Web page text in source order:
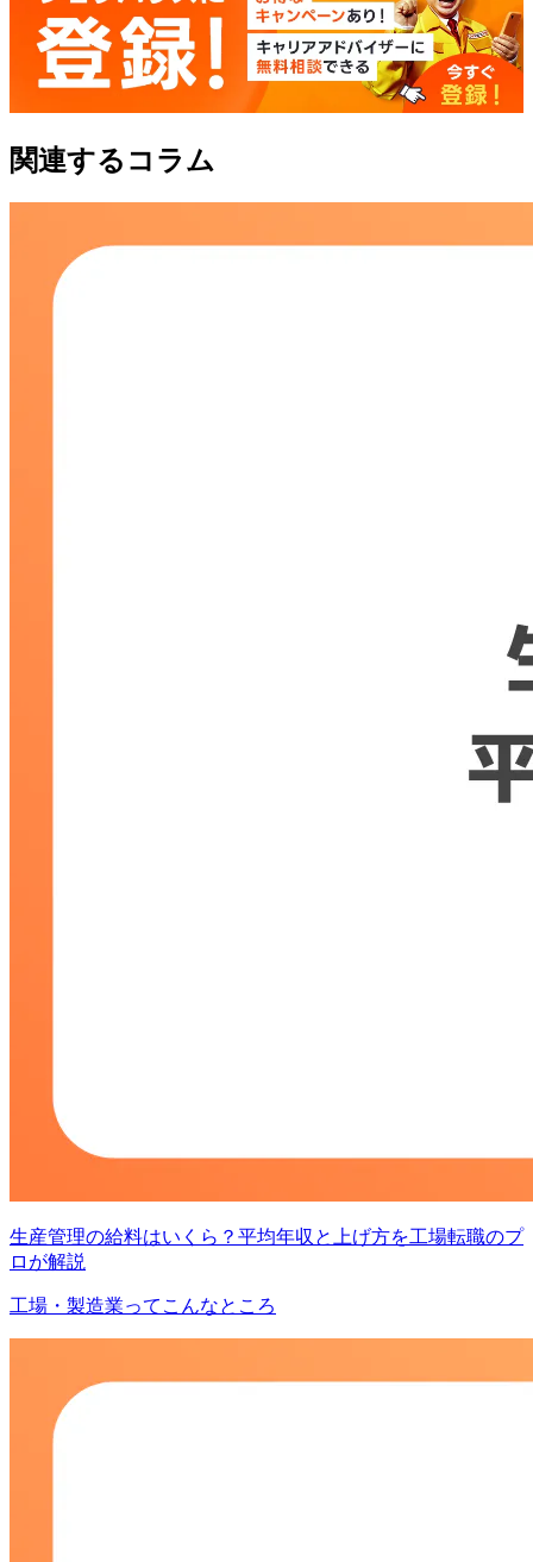
関連するコラム
生産管理の給料はいくら？平均年収と上げ方を工場転職のプ
ロが解説
工場・製造業ってこんなところ